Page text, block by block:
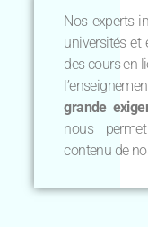
Nos experts
universités et
des cours en
grande
nous
contenu de